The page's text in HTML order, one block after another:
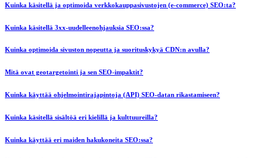
Kuinka käsitellä ja optimoida verkkokauppasivustojen (e-commerce) SEO:ta?
Kuinka käsitellä 3xx-uudelleenohjauksia SEO:ssa?
Kuinka optimoida sivuston nopeutta ja suorituskykyä CDN:n avulla?
Mitä ovat geotargetointi ja sen SEO-impaktit?
Kuinka käyttää ohjelmointirajapintoja (API) SEO-datan rikastamiseen?
Kuinka käsitellä sisältöä eri kielillä ja kulttuureilla?
Kuinka käyttää eri maiden hakukoneita SEO:ssa?